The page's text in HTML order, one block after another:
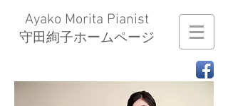
Ayako Morita Pianist
​守田絢子ホームページ